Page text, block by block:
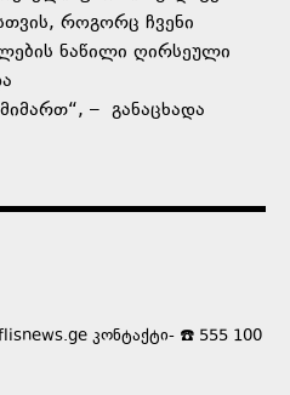
როგორც ჩვენი
ნაწილი ღირსეული
მიმართ“, – განაცხადა
კონტაქტი- ☎️ 555 100